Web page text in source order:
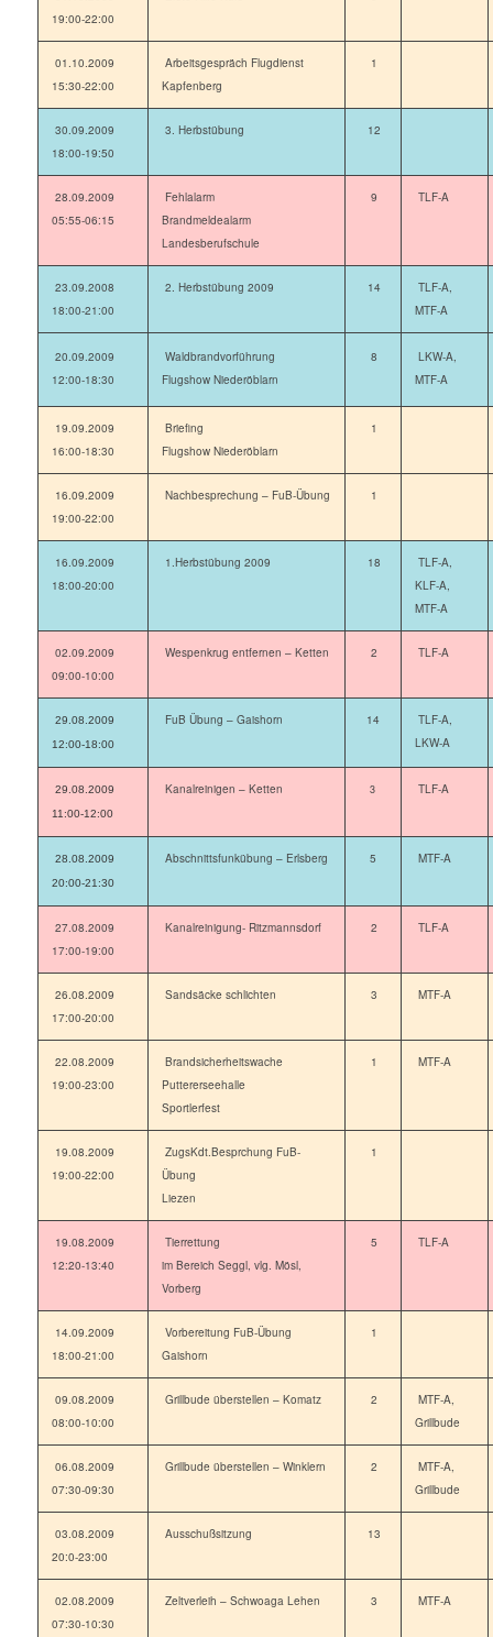
19:00-22:00
01.10.2009
15:30-22:00
Arbeitsgespräch Flugdienst
Kapfenberg
1
30.09.2009
18:00-19:50
3. Herbstübung 12
28.09.2009
05:55-06:15
Fehlalarm
Brandmeldealarm
Landesberufschule
9 TLF-A
23.09.2008
18:00-21:00
2. Herbstübung 2009 14
TLF-A,
MTF-A
20.09.2009
12:00-18:30
Waldbrandvorführung
Flugshow Niederöblarn
8
LKW-A,
MTF-A
19.09.2009
16:00-18:30
Briefing
Flugshow Niederöblarn
1
16.09.2009
19:00-22:00
Nachbesprechung – FuB-Übung 1
16.09.2009
18:00-20:00
1.Herbstübung 2009 18
TLF-A,
KLF-A,
MTF-A
02.09.2009
09:00-10:00
Wespenkrug entfernen – Ketten 2 TLF-A
29.08.2009
12:00-18:00
FuB Übung – Gaishorn 14
TLF-A,
LKW-A
29.08.2009
11:00-12:00
Kanalreinigen – Ketten 3 TLF-A
28.08.2009
20:00-21:30
Abschnittsfunkübung – Erlsberg 5 MTF-A
27.08.2009
17:00-19:00
Kanalreinigung- Ritzmannsdorf 2 TLF-A
26.08.2009
17:00-20:00
Sandsäcke schlichten 3 MTF-A
22.08.2009
19:00-23:00
Brandsicherheitswache
Puttererseehalle
Sportlerfest
1 MTF-A
19.08.2009
19:00-22:00
ZugsKdt.Besprchung FuB-
Übung
Liezen
1
19.08.2009
12:20-13:40
Tierrettung
im Bereich Seggl, vlg. Mösl,
Vorberg
5 TLF-A
14.09.2009
18:00-21:00
Vorbereitung FuB-Übung
Gaishorn
1
09.08.2009
08:00-10:00
Grillbude überstellen – Komatz 2
MTF-A,
Grillbude
06.08.2009
07:30-09:30
Grillbude überstellen – Winklern 2
MTF-A,
Grillbude
03.08.2009
20:0-23:00
Ausschußsitzung 13
02.08.2009
07:30-10:30
Zeltverleih – Schwoaga Lehen 3 MTF-A